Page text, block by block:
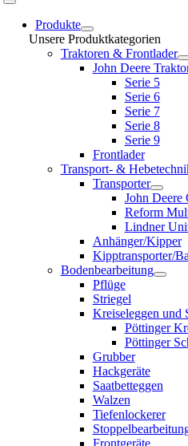
Toggle
NavigationProdukte
Unsere Produktkategorien
Traktoren & Frontlader
John Deere
Serie 5
Serie 6
Serie 7
Serie 8
Serie 9
Frontlader
Transport- &
Transporter
John Deere
Reform
Lindner
Anhänger/Kipper
Kipptransporter/
Bodenbearbeitung
Pflüge
Striegel
Kreiseleggen und
Pöttinger
Pöttinger
Grubber
Hackgeräte
Saatbetteggen
Walzen
Tiefenlockerer
Frontgeräte